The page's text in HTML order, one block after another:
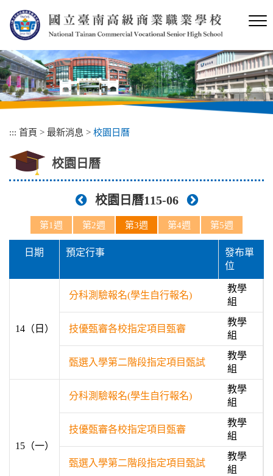
內
容
區
塊
::: 首頁 > 最新消息 > 校園日曆
校園日曆
校園日曆115-06
第1週 第2週 第3週 第4週 第5週
日期 預定行事
發布單
位
14（日）
分科測驗報名(學生自行報名)
教學
組
技優甄審各校指定項目甄審
教學
組
甄選入學第二階段指定項目甄試
教學
組
15（一）
分科測驗報名(學生自行報名)
教學
組
技優甄審各校指定項目甄審
教學
組
甄選入學第二階段指定項目甄試
教學
組